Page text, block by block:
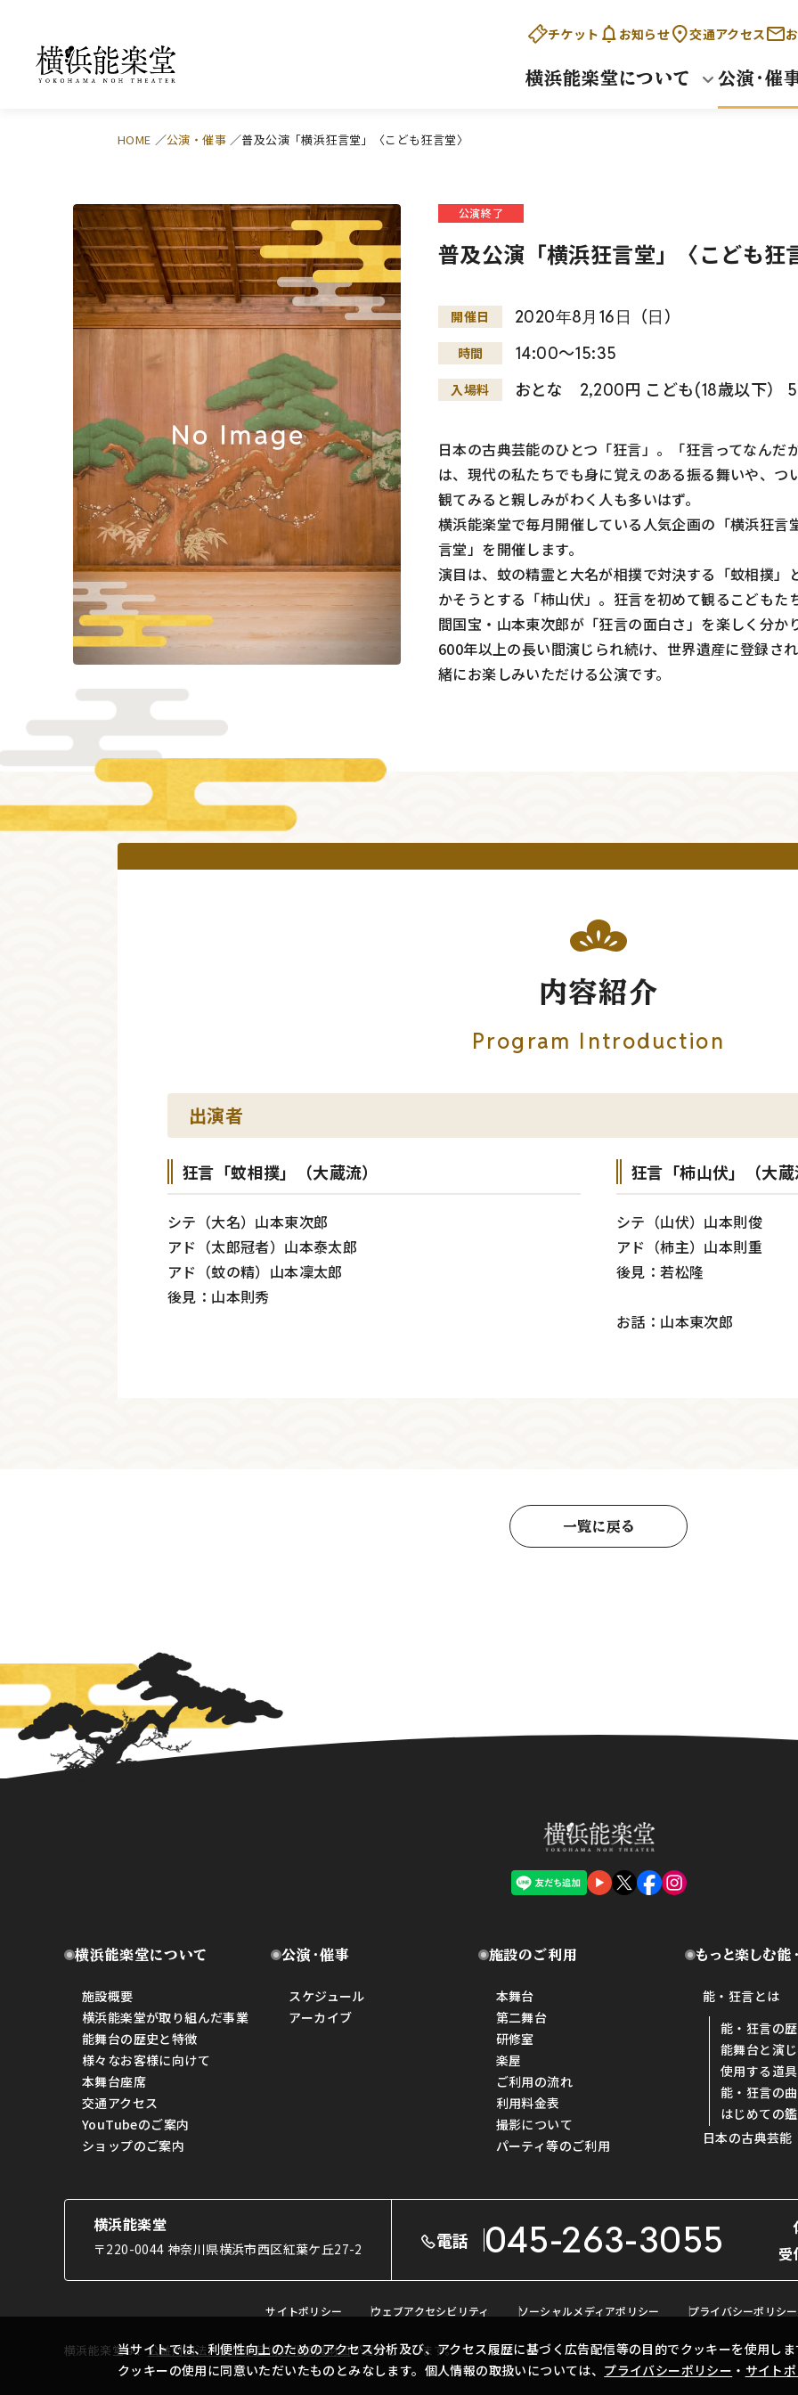
チケット お知らせ 交通アクセス
横浜能楽堂について 公演・催
当サイトでは、利便性向上のためのアクセス分析及び、アクセス履歴に基づく広告配信等の目的でクッキーを使用し
クッキーの使用に同意いただいたものとみなします。個人情報の取扱いについては、 プライバシーポリシー ・ サイト
HOME 公演・催事 普及公演「横浜狂言堂」〈こども狂言堂〉
公演終了
普及公演「横浜狂言堂」〈こども狂
開催日 2020年8月 16日 （日 ）
時間 14:00～15:35
入場料 おとな 2,200円 こども(18歳以下）
日本の古典芸能のひとつ「狂言」。「狂言ってなん
は、現代の私たちでも身に覚えのある振る舞いや、
観てみると親しみがわく人も多いはず。
横浜能楽堂で毎月開催している人気企画の「横浜狂
言堂」を開催します。
演目は、蚊の精霊と大名が相撲で対決する「蚊相撲
かそうとする「柿山伏」。狂言を初めて観るこども
間国宝・山本東次郎が「狂言の面白さ」を楽しく分か
600年以上の長い間演じられ続け、世界遺産に登録さ
緒にお楽しみいただける公演です。
内容紹介
Program Introduction
出演者
狂言「蚊相撲」（大蔵流）
シテ（大名）山本東次郎
アド（太郎冠者）山本泰太郎
アド（蚊の精）山本凜太郎
後見：山本則秀
狂言「柿山伏」（大
シテ（山伏）山本則俊
アド（柿主）山本則重
後見：若松隆
お話：山本東次郎
一覧に戻る
横浜能楽堂について
施設概要
横浜能楽堂が取り組んだ事業
能舞台の歴史と特徴
様々なお客様に向けて
本舞台座席
交通アクセス
YouTubeのご案内
ショップのご案内
公演・催事
スケジュール
アーカイブ
施設のご利用
本舞台
第二舞台
研修室
楽屋
ご利用の流れ
利用料金表
撮影について
パーティ等のご利用
もっと楽しむ能
能・狂言とは
能・狂言の
能舞台と演
使用する道具
能・狂言の
はじめての
日本の古典芸能
横浜能楽堂
〒220-0044 神奈川県横浜市西区紅葉ケ丘27-2 電話 045-263-3055
受
サイトポリシー ウェブアクセシビリティ ソーシャルメディアポリシー プライバシーポリシー
横浜能楽堂は、公益財団法人横浜市芸術文化振興財団が運営しています。